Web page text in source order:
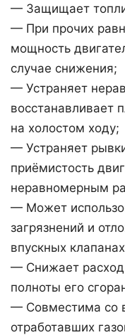
— Защищает
— При прочих
мощность
случае снижения;
— Устраняет
восстанавливает
на холостом ходу;
— Устраняет
приёмистость
неравномерным
— Может
загрязнений и
впускных
— Снижает расход
полноты его
— Совместима со
отработавших